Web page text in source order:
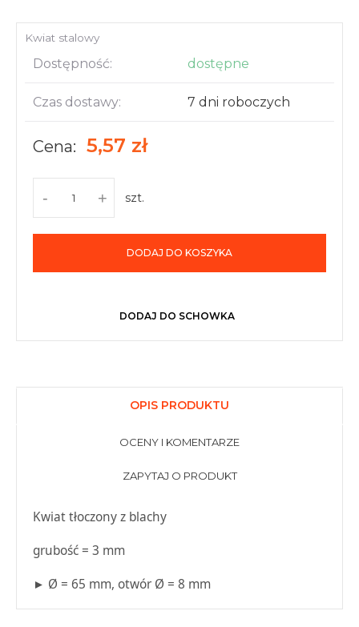
Kwiat stalowy
Dostępność: dostępne
Czas dostawy: 7 dni roboczych
Cena: 5,57 zł
- + szt.
DODAJ DO KOSZYKA
DODAJ DO SCHOWKA
OPIS PRODUKTU
OCENY I KOMENTARZE
ZAPYTAJ O PRODUKT
Kwiat tłoczony z blachy
grubość = 3 mm
► Ø = 65 mm, otwór Ø = 8 mm